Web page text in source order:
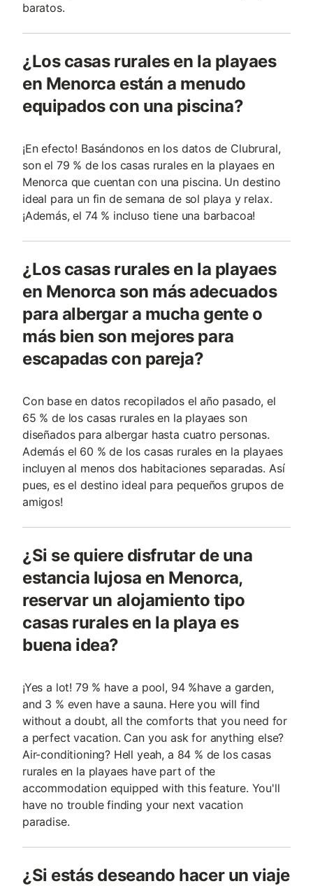
baratos.
¿Los casas rurales en la playaes
en Menorca están a menudo
equipados con una piscina?
¡En efecto! Basándonos en los datos de Clubrural,
son el 79 % de los casas rurales en la playaes en
Menorca que cuentan con una piscina. Un destino
ideal para un fin de semana de sol playa y relax.
¡Además, el 74 % incluso tiene una barbacoa!
¿Los casas rurales en la playaes
en Menorca son más adecuados
para albergar a mucha gente o
más bien son mejores para
escapadas con pareja?
Con base en datos recopilados el año pasado, el
65 % de los casas rurales en la playaes son
diseñados para albergar hasta cuatro personas.
Además el 60 % de los casas rurales en la playaes
incluyen al menos dos habitaciones separadas. Así
pues, es el destino ideal para pequeños grupos de
amigos!
¿Si se quiere disfrutar de una
estancia lujosa en Menorca,
reservar un alojamiento tipo
casas rurales en la playa es
buena idea?
¡Yes a lot! 79 % have a pool, 94 %have a garden,
and 3 % even have a sauna. Here you will find
without a doubt, all the comforts that you need for
a perfect vacation. Can you ask for anything else?
Air-conditioning? Hell yeah, a 84 % de los casas
rurales en la playaes have part of the
accommodation equipped with this feature. You'll
have no trouble finding your next vacation
paradise.
¿Si estás deseando hacer un viaje